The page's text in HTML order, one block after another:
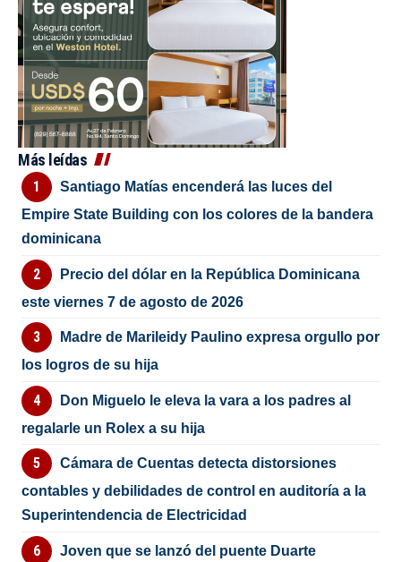
Más leídas
Santiago Matías encenderá las luces del
Empire State Building con los colores de la bandera
dominicana
Precio del dólar en la República Dominicana
este viernes 7 de agosto de 2026
Madre de Marileidy Paulino expresa orgullo por
los logros de su hija
Don Miguelo le eleva la vara a los padres al
regalarle un Rolex a su hija
Cámara de Cuentas detecta distorsiones
contables y debilidades de control en auditoría a la
Superintendencia de Electricidad
Joven que se lanzó del puente Duarte